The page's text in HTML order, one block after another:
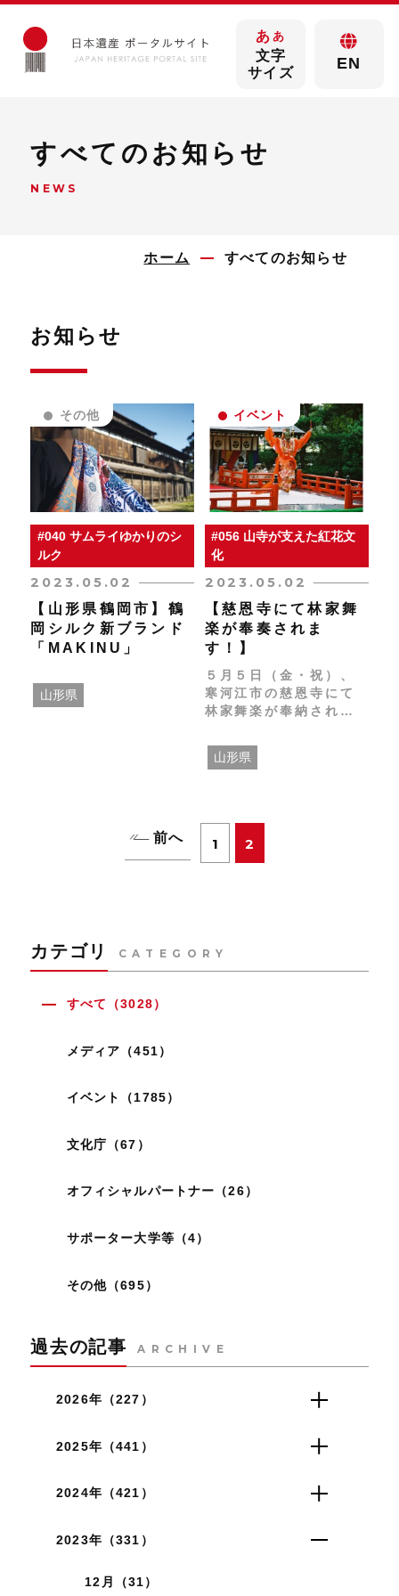
あ あ
文字
サイズ
EN
すべてのお知らせ
NEWS
ホーム すべてのお知らせ
お知らせ
その他
#040 サムライゆかりのシ
ルク
2023.05.02
【山形県鶴岡市】鶴
岡シルク新ブランド
「MAKINU」
山形県
イベント
#056 山寺が支えた紅花文
化
2023.05.02
【慈恩寺にて林家舞
楽が奉奏されま
す！】
５月５日（金・祝）、
寒河江市の慈恩寺にて
林家舞楽が奉納されま
山形県
前へ 1 2
カテゴリ CATEGORY
すべて（3028）
メディア（451）
イベント（1785）
文化庁（67）
オフィシャルパートナー（26）
サポーター大学等（4）
その他（695）
過去の記事 ARCHIVE
2026年（227）
2025年（441）
2024年（421）
2023年（331）
12月（31）